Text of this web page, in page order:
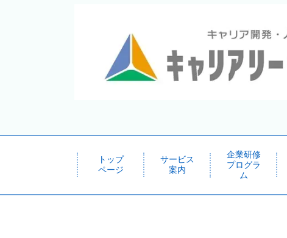
トップ
ページ
サービス
案内
企業研修
プログラ
ム